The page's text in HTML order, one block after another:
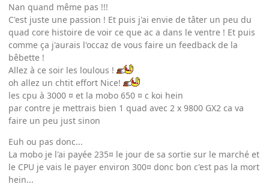
Nan quand même pas !!!
C'est juste une passion ! Et puis j'ai envie de tâter un peu du
quad core histoire de voir ce que ac a dans le ventre ! Et puis
comme ça j'aurais l'occaz de vous faire un feedback de la
bêbette !
Allez à ce soir les loulous !
oh allez un chtit effort Nice!
les cpu à 3000 ¤ et la mobo 650 ¤ c koi hein
par contre je mettrais bien 1 quad avec 2 x 9800 GX2 ca va
faire un peu just sinon
Euh ou pas donc...
La mobo je l'ai payée 235¤ le jour de sa sortie sur le marché et
le CPU je vais le payer environ 300¤ donc bon c'est pas la mort
hein...